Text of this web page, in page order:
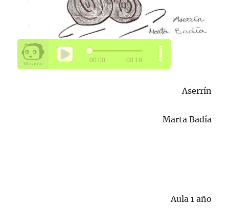
Aserrín
Marta Badía
Aula 1 año